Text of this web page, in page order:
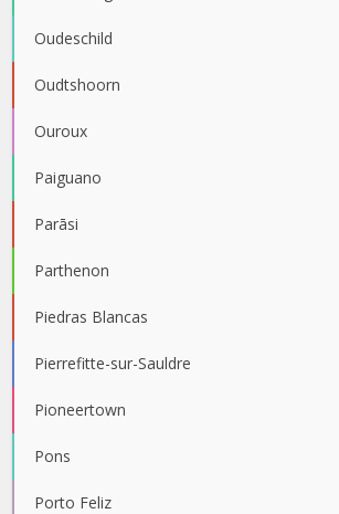
Oudeschild
Oudtshoorn
Ouroux
Paiguano
Parāsi
Parthenon
Piedras Blancas
Pierrefitte-sur-Sauldre
Pioneertown
Pons
Porto Feliz